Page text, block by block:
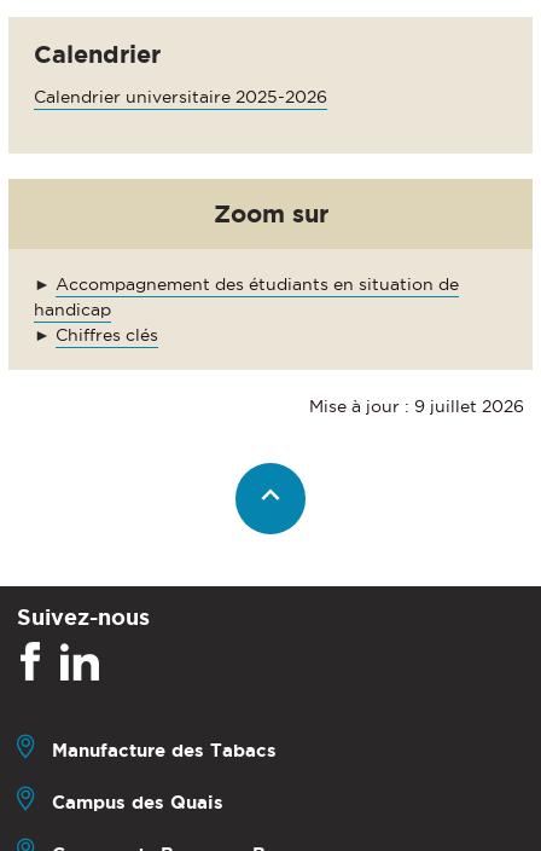
Calendrier
Calendrier universitaire 2025-2026
Zoom sur
► Accompagnement des étudiants en situation de
handicap
► Chiffres clés
Mise à jour : 9 juillet 2026
Suivez-nous
Manufacture des Tabacs
Campus des Quais